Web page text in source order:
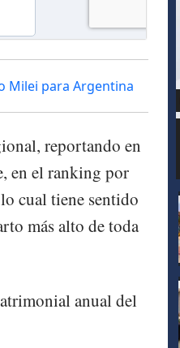
Milei para Argentina
reportando en
en el ranking por
cual tiene sentido
más alto de toda
anual del